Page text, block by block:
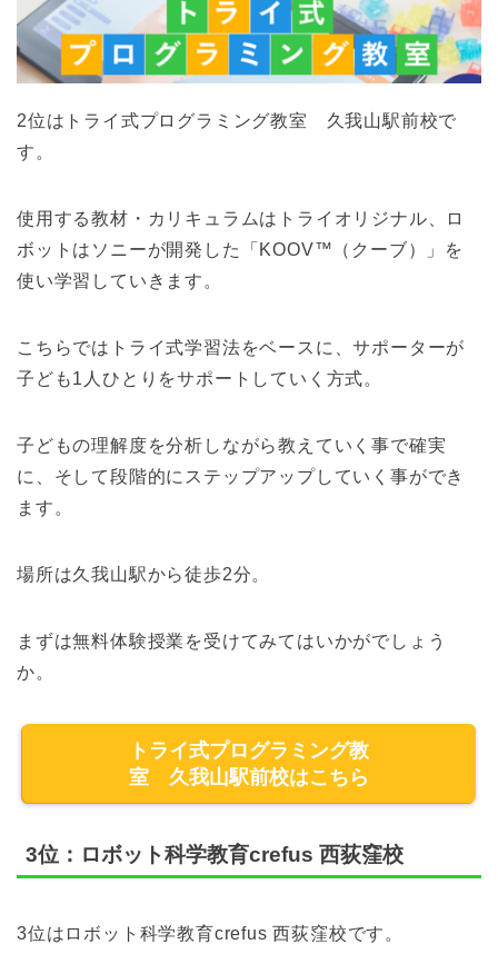
2位はトライ式プログラミング教室 久我山駅前校で
す。
使用する教材・カリキュラムはトライオリジナル、ロ
ボットはソニーが開発した「KOOV™（クーブ）」を
使い学習していきます。
こちらではトライ式学習法をベースに、サポーターが
子ども1人ひとりをサポートしていく方式。
子どもの理解度を分析しながら教えていく事で確実
に、そして段階的にステップアップしていく事ができ
ます。
場所は久我山駅から徒歩2分。
まずは無料体験授業を受けてみてはいかがでしょう
か。
トライ式プログラミング教
室 久我山駅前校はこちら
3位：ロボット科学教育crefus 西荻窪校
3位はロボット科学教育crefus 西荻窪校です。